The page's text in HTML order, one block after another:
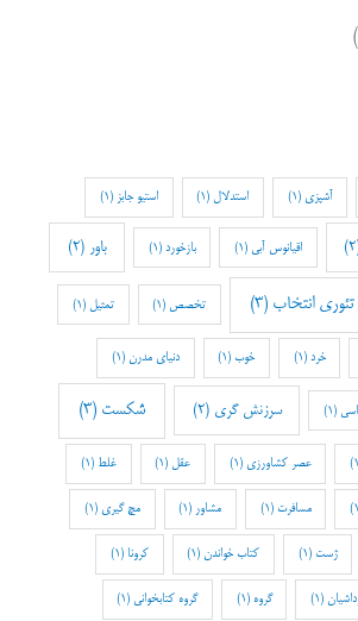
آشپزی (1) استدلال (1) استیو جابز (1)
اقیانوس آبی (1) بازخورد (1) باور (2)
تئوری انتخاب (3) تخصص (1) تمثیل (1)
خرد (1) خوب(1) دنیای مدرن (1)
(1) سرزنش گری (2) شکست (3)
عصر کشاورزی (1) عقل (1) غلط (1)
مسافرت (1) مشاور (1) مچ گیری (1)
ژست (1) کتاب خواندن (1) کرونا (1)
(1) گروه (1) گروه کتابخوانی (1)